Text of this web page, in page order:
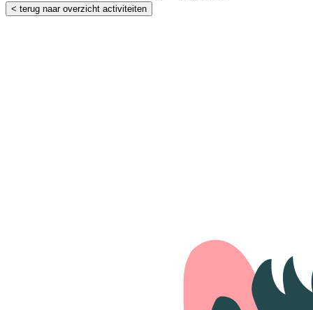
< terug naar overzicht activiteiten